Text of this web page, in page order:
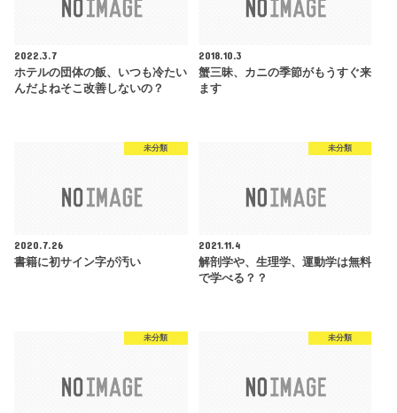
2022.3.7
ホテルの団体の飯、いつも冷たい
んだよねそこ改善しないの？
2018.10.3
蟹三昧、カニの季節がもうすぐ来
ます
未分類
2020.7.26
書籍に初サイン字が汚い
未分類
2021.11.4
解剖学や、生理学、運動学は無料
で学べる？？
未分類 未分類